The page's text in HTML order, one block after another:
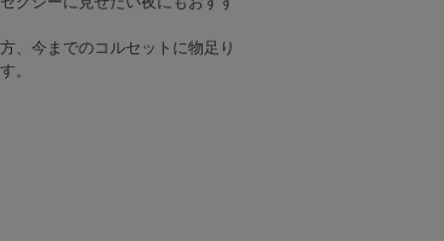
、今までのコルセットに物足り
。